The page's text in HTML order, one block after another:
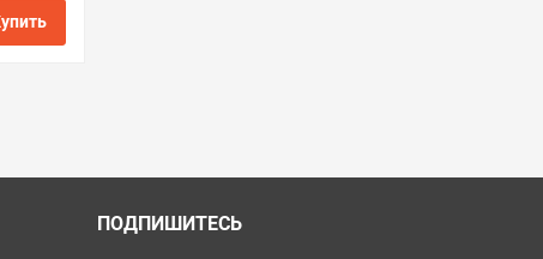
ПОДПИШИТЕСЬ